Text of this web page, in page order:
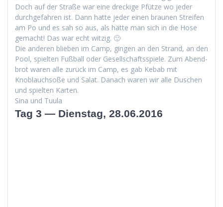
Doch auf der Straße war eine dreck­ige Pfütze wo jed­er
durchge­fahren ist. Dann hat­te jed­er einen braunen Streifen
am Po und es sah so aus, als hätte man sich in die Hose
gemacht! Das war echt witzig. 🙂
Die anderen blieben im Camp, gin­gen an den Strand, an den
Pool, spiel­ten Fußball oder Gesellschaftsspiele. Zum Abend­
brot waren alle zurück im Camp, es gab Kebab mit
Knoblauch­soße und Salat. Danach waren wir alle Duschen
und spiel­ten Karten.
Sina und Tuula
Tag 3 — Dienstag, 28.06.2016